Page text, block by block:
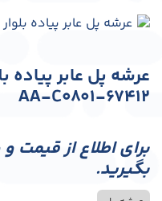
عرشه پل عابر پیاده
AA-C0801-67412
برای اطلاع از
بگیرید.